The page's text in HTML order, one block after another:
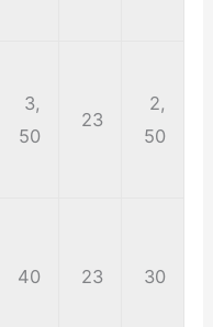
3,
50
23
2,
50
40 23 30